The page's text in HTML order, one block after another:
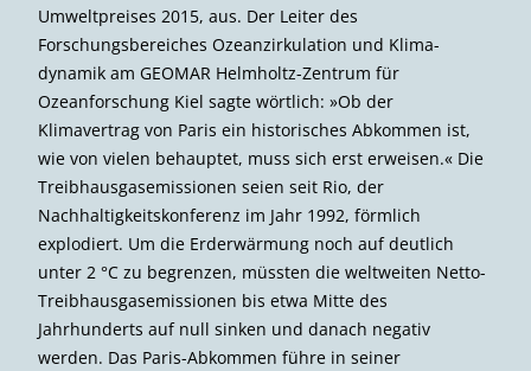
Umweltpreises 2015, aus. Der Leiter des
Forschungsbereiches Ozeanzirkulation und Klima­
dynamik am GEOMAR Helmholtz-Zentrum für
Ozeanforschung Kiel sagte wörtlich: »Ob der
Klimavertrag von Paris ein historisches Abkommen ist,
wie von vielen behauptet, muss sich erst erweisen.« Die
Treibhausgas­emissionen seien seit Rio, der
Nachhaltigkeitskonferenz im Jahr 1992, förmlich
explodiert. Um die Erderwärmung noch auf deutlich
unter 2 °C zu begrenzen, müssten die weltweiten Netto-
Treibhausgasemissionen bis etwa Mitte des
Jahrhunderts auf null sinken und danach negativ
werden. Das Paris-Abkommen führe in seiner